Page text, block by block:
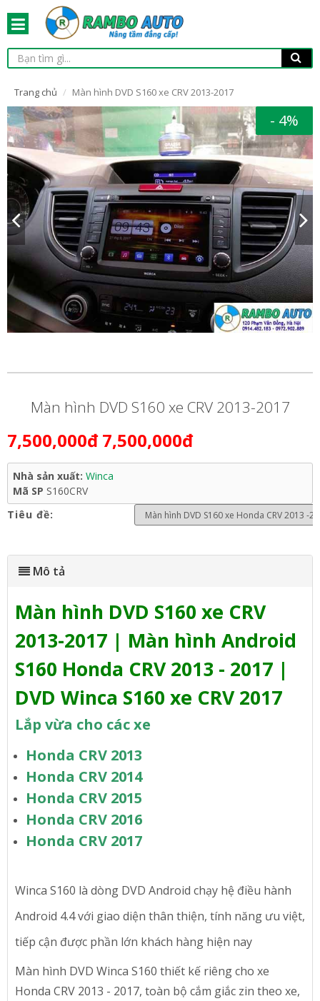
Trang chủ Màn hình DVD S160 xe CRV 2013-2017
- 4%
Màn hình DVD S160 xe CRV 2013-2017
7,500,000đ7,500,000đ
Nhà sản xuất: Winca
Mã SP S160CRV
Tiêu đề:
Mô tả
Màn hình DVD S160 xe CRV
2013-2017 | Màn hình Android
S160 Honda CRV 2013 - 2017 |
DVD Winca S160 xe CRV 2017
Lắp vừa cho các xe
Honda CRV 2013
Honda CRV 2014
Honda CRV 2015
Honda CRV 2016
Honda CRV 2017
Winca S160 là dòng DVD Android chạy hệ điều hành
Android 4.4 với giao diện thân thiện, tính năng ưu việt,
tiếp cận được phần lớn khách hàng hiện nay
Màn hình DVD Winca S160 thiết kế riêng cho xe
Honda CRV 2013 - 2017, toàn bộ cắm giắc zin theo xe,